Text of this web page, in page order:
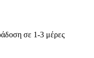
σε 1-3 μέρες